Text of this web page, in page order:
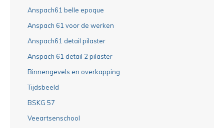
Anspach61 belle epoque
Anspach 61 voor de werken
Anspach61 detail pilaster
Anspach 61 detail 2 pilaster
Binnengevels en overkapping
Tijdsbeeld
BSKG 57
Veeartsenschool